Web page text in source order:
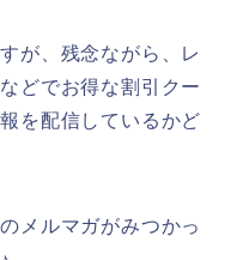
が、残念ながら、レ
どでお得な割引クー
を配信しているかど
メルマガがみつかっ